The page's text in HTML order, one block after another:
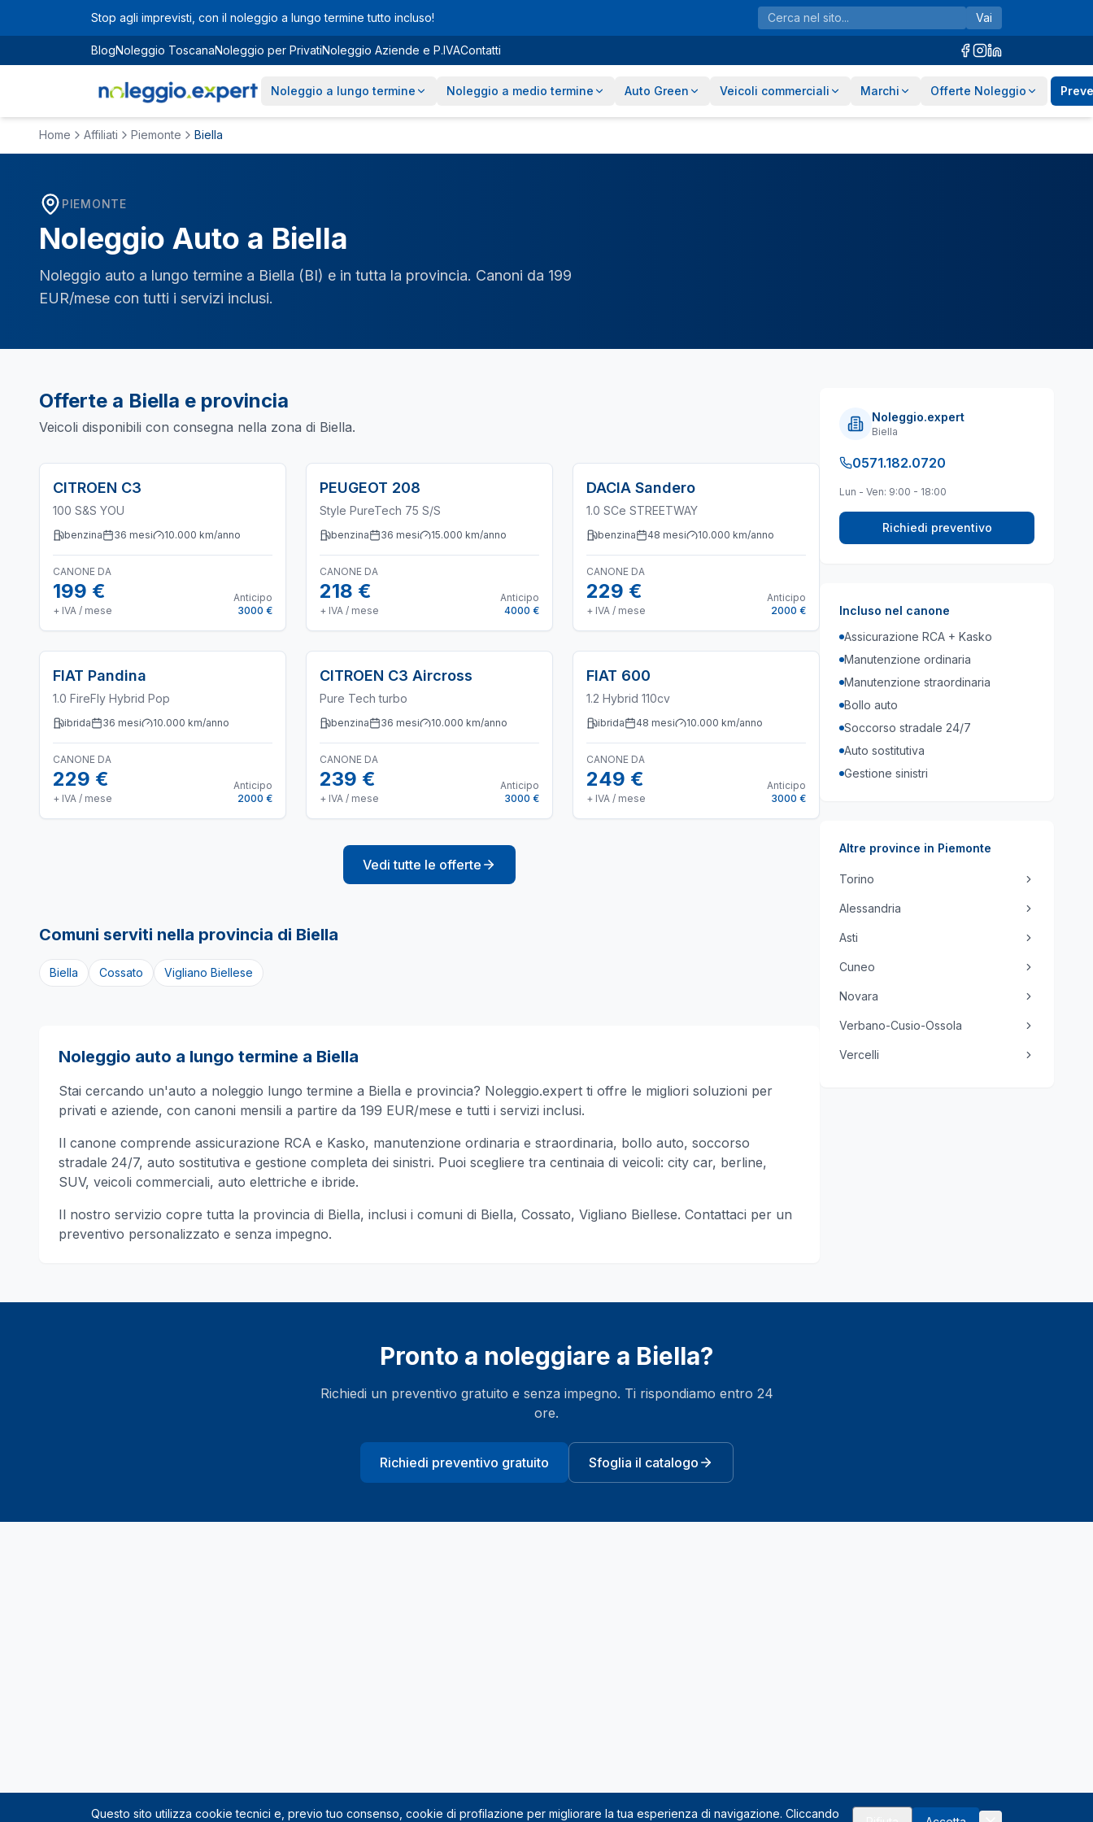
Vai al contenuto principale
Stop agli imprevisti, con il noleggio a lungo termine tutto incluso! Vai
BlogNoleggio ToscanaNoleggio per PrivatiNoleggio Aziende e P.IVAContatti
Noleggio a lungo termine Noleggio a medio termine Auto Green Veicoli commerciali Marchi Offerte Noleggio
Home Affiliati Piemonte Biella
PIEMONTE
Noleggio Auto a Biella
Noleggio auto a lungo termine a Biella (BI) e in tutta la provincia. Canoni da 199
EUR/mese con tutti i servizi inclusi.
Offerte a Biella e provincia
Veicoli disponibili con consegna nella zona di Biella.
CITROEN C3
100 S&S YOU
benzina 36 mesi 10.000 km/anno
CANONE DA
199 €
+ IVA / mese
Anticipo
3000 €
PEUGEOT 208
Style PureTech 75 S/S
benzina 36 mesi 15.000 km/anno
CANONE DA
218 €
+ IVA / mese
Anticipo
4000 €
DACIA Sandero
1.0 SCe STREETWAY
benzina 48 mesi 10.000 km/anno
CANONE DA
229 €
+ IVA / mese
Anticipo
2000 €
FIAT Pandina
1.0 FireFly Hybrid Pop
ibrida 36 mesi 10.000 km/anno
CANONE DA
229 €
+ IVA / mese
Anticipo
2000 €
CITROEN C3 Aircross
Pure Tech turbo
benzina 36 mesi 10.000 km/anno
CANONE DA
239 €
+ IVA / mese
Anticipo
3000 €
FIAT 600
1.2 Hybrid 110cv
ibrida 48 mesi 10.000 km/anno
CANONE DA
249 €
+ IVA / mese
Anticipo
3000 €
Vedi tutte le offerte
Comuni serviti nella provincia di Biella
Biella Cossato Vigliano Biellese
Noleggio auto a lungo termine a Biella
Stai cercando un'auto a noleggio lungo termine a Biella e provincia? Noleggio.expert ti offre le migliori soluzioni per
privati e aziende, con canoni mensili a partire da 199 EUR/mese e tutti i servizi inclusi.
Il canone comprende assicurazione RCA e Kasko, manutenzione ordinaria e straordinaria, bollo auto, soccorso
stradale 24/7, auto sostitutiva e gestione completa dei sinistri. Puoi scegliere tra centinaia di veicoli: city car, berline,
SUV, veicoli commerciali, auto elettriche e ibride.
Il nostro servizio copre tutta la provincia di Biella, inclusi i comuni di Biella, Cossato, Vigliano Biellese. Contattaci per un
preventivo personalizzato e senza impegno.
Noleggio.expert
Biella
0571.182.0720
Lun - Ven: 9:00 - 18:00
Richiedi preventivo
Incluso nel canone
Assicurazione RCA + Kasko
Manutenzione ordinaria
Manutenzione straordinaria
Bollo auto
Soccorso stradale 24/7
Auto sostitutiva
Gestione sinistri
Altre province in Piemonte
Torino
Alessandria
Asti
Cuneo
Novara
Verbano-Cusio-Ossola
Vercelli
Pronto a noleggiare a Biella?
Richiedi un preventivo gratuito e senza impegno. Ti rispondiamo entro 24
ore.
Richiedi preventivo gratuito Sfoglia il catalogo
Questo sito utilizza cookie tecnici e, previo tuo consenso, cookie di profilazione per migliorare la tua esperienza di navigazione. Cliccando